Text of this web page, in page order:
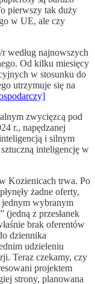
pierwszy tak duży
w UE, ale czy
według najnowszych
Od kilku miesięcy
w stosunku do
utrzymuje się na
zwycięzcą pod
r., napędzanej
i silnym
inteligencję w
Kozienicach trwa. Po
żadne oferty,
jednym wybranym
(jedną z przesłanek
brak oferentów
dziennika
udzieleniu
Teraz czekamy, czy
projektem
strony, planowana